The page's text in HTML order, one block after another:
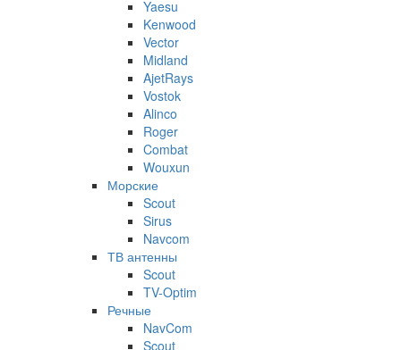
Yaesu
Kenwood
Vector
Midland
AjetRays
Vostok
Alinco
Roger
Combat
Wouxun
Морские
Scout
Sirus
Navcom
ТВ антенны
Scout
TV-Optim
Речные
NavCom
Scout